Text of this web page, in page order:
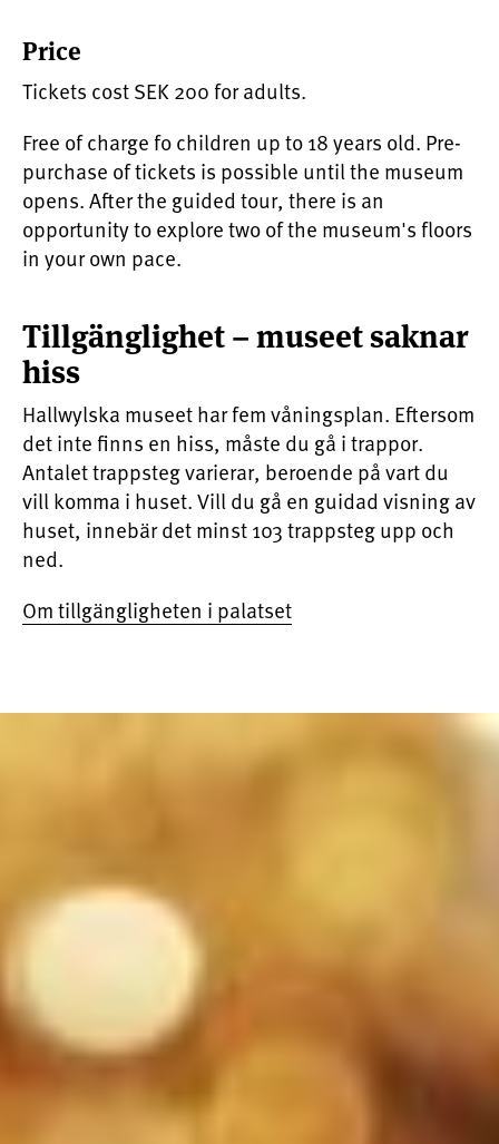
Price
Tickets cost SEK 200 for adults.
Free of charge fo children up to 18 years old. Pre-
purchase of tickets is possible until the museum
opens. After the guided tour, there is an
opportunity to explore two of the museum's floors
in your own pace.
Tillgänglighet – museet saknar
hiss
Hallwylska museet har fem våningsplan. Eftersom
det inte finns en hiss, måste du gå i trappor.
Antalet trappsteg varierar, beroende på vart du
vill komma i huset. Vill du gå en guidad visning av
huset, innebär det minst 103 trappsteg upp och
ned.
Om tillgängligheten i palatset